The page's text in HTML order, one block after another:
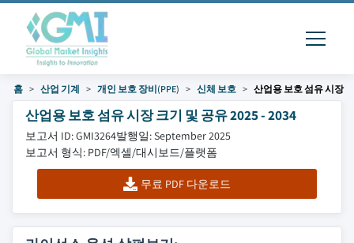
홈 산업 기계 개인 보호 장비(PPE) 신체 보호 산업용 보호 섬유 시장
산업용 보호 섬유 시장 크기 및 공유 2025 - 2034
보고서 ID: GMI3264발행일: September 2025
보고서 형식: PDF/엑셀/대시보드/플랫폼
무료 PDF 다운로드